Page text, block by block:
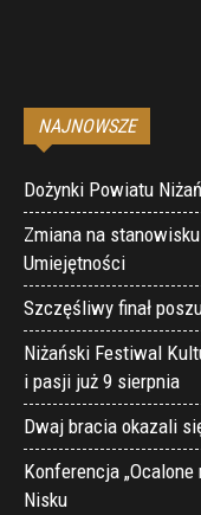
NAJNOWSZE
Dożynki Powiatu
Zmiana na
Umiejętności
Szczęśliwy finał
Niżański Festiwal
i pasji już 9 sierpnia
Dwaj bracia okazali
Konferencja
Nisku